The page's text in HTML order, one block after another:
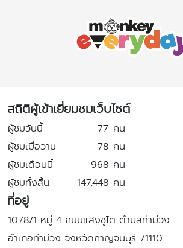
สถิติผู้เข้าเยี่ยมชมเว็บไซต์
ผู้ชมวันนี้ 77 คน
ผู้ชมเมื่อวาน
78 คน
ผู้ชมเดือนนี้
968 คน
ผู้ชมทั้งสิ้น
147,448 คน
ที่อยู่
1078/1 หมู่ 4 ถนนแสงชูโต ตำบลท่าม่วง
อำเภอท่าม่วง จังหวัดกาญจนบุรี 71110